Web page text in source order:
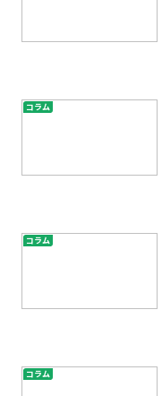
コラム
コラム
コラム